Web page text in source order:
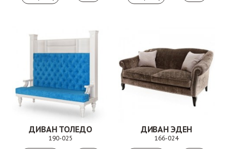
ДИВАН ТОЛЕДО
190-025
ДИВАН ЭДЕН
166-024